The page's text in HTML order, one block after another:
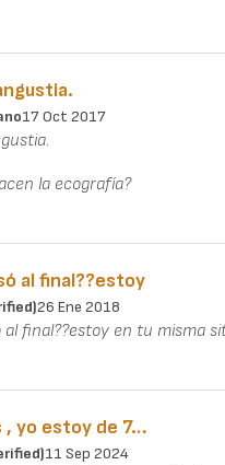
17 Oct 2017
la ecografía?
al final??estoy
26 Ene 2018
al final??estoy en tu misma
, yo estoy de 7…
11 Sep 2024